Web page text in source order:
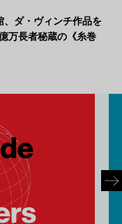
ダ・ヴィンチ作品を
万長者秘蔵の《糸巻